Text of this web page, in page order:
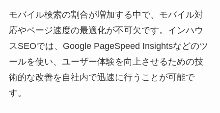
モバイル検索の割合が増加する中で、モバイル対
応やページ速度の最適化が不可欠です。インハウ
スSEOでは、Google PageSpeed Insightsなどのツ
ールを使い、ユーザー体験を向上させるための技
術的な改善を自社内で迅速に行うことが可能で
す。